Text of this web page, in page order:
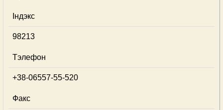
Індэкс
98213
Тэлефон
+38-06557-55-520
Факс